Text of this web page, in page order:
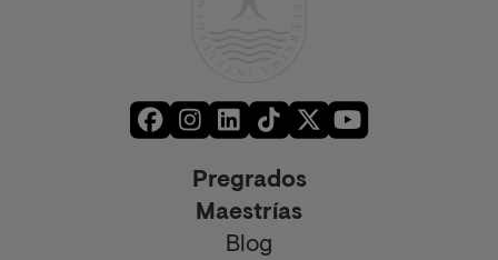
Pregrados
Maestrías
Blog